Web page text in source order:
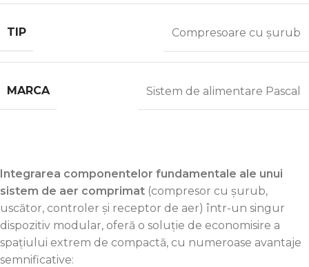
TIP Compresoare cu șurub
MARCA Sistem de alimentare Pascal
Integrarea componentelor fundamentale ale unui
sistem de aer comprimat (compresor cu șurub,
uscător, controler și receptor de aer) într-un singur
dispozitiv modular, oferă o soluție de economisire a
spațiului extrem de compactă, cu numeroase avantaje
semnificative: